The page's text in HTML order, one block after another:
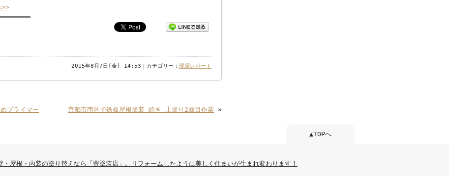
>>
2015年8月7日(金) 14:53｜カテゴリー： 現場レポート
プライマー 京都市南区で鉄板屋根塗装 続き 上塗り2回目作業 »
▲TOPへ
・屋根・内装の塗り替えなら「豊塗装店」。リフォームしたように美しく住まいが生まれ変わります！